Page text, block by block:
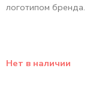
логотипом бренда.
Нет в наличии